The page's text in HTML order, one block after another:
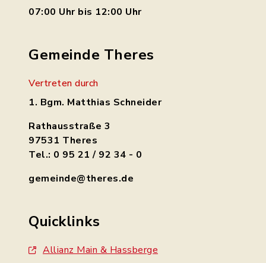
07:00 Uhr bis 12:00 Uhr
Gemeinde Theres
Vertreten durch
1. Bgm. Matthias Schneider
Rathausstraße 3
97531 Theres
Tel.: 0 95 21 / 92 34 - 0
gemeinde@theres.de
Quicklinks
Allianz Main & Hassberge